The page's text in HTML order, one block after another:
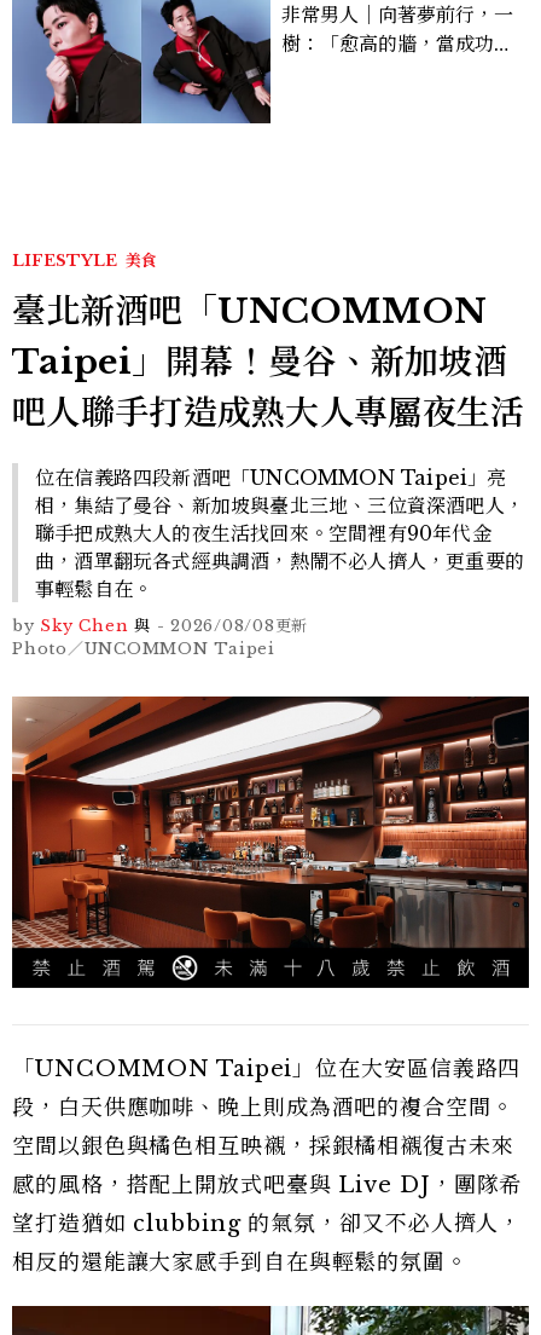
非常男人｜向著夢前行，一
樹：「愈高的牆，當成功爬
LIFESTYLE 美食
臺北新酒吧「UNCOMMON
Taipei」開幕！曼谷、新加坡酒
吧人聯手打造成熟大人專屬夜生活
位在信義路四段新酒吧「UNCOMMON Taipei」亮
相，集結了曼谷、新加坡與臺北三地、三位資深酒吧人，
聯手把成熟大人的夜生活找回來。空間裡有90年代金
曲，酒單翻玩各式經典調酒，熱鬧不必人擠人，更重要的
事輕鬆自在。
by Sky Chen 與 - 2026/08/08更新
Photo／UNCOMMON Taipei
「UNCOMMON Taipei」位在大安區信義路四
段，白天供應咖啡、晚上則成為酒吧的複合空間。
空間以銀色與橘色相互映襯，採銀橘相襯復古未來
感的風格，搭配上開放式吧臺與 Live DJ，團隊希
望打造猶如 clubbing 的氣氛，卻又不必人擠人，
相反的還能讓大家感手到自在與輕鬆的氛圍。